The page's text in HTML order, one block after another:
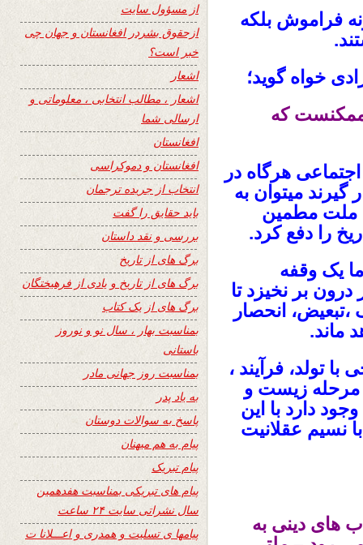
فراموش بلکه
خواه گوید؛
ممکنست که
هرگاه در
میتوان به
ملت مطمین
را دفع کرد.
یک وقفه
بر نخیزد تا
،تبعیض، انحصار
ماند.
با تولد، فرآیند ،
مرحله زیست و
دارد با این
نسیم عقلانیت
های دینی به
از مسؤول سایت
ازحقوق بشردر افغانستان و جهان چی
خبر است؟
اشعار
اشعار ، مطالب انتخابی ، معلوماتی و
ارسالی شما
افغانستان
افغانستان و دموکراسی
انتخاب از جریده ترجمان
باید حقایق را گفت
بررسی و نقد داستان
برگ های از تاریخ
برگ های از تاریخ و یادی از فرهیختگان
برگ های از یک کتاب
بمناسبت بهار ، سال نو و نوروز
باستانی
بمناسبت روز جهانی مادر
به یاد پدر
پاسخ به سوالات دوستان
پیام به هم میهنان
پیام تبریک
پیام های تبریکی بمناسبت هفدهمین
سال نشراتی سایت ۲۴ ساعت
پیامها ی تسلیت و همدری و اعـــلانا ت